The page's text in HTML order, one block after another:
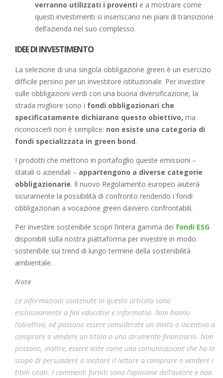
verranno utilizzati i proventi e a mostrare come
questi investimenti si inseriscano nei piani di transizione
dell’azienda nel suo complesso.
IDEE DI INVESTIMENTO
La selezione di una singola obbligazione green è un esercizio
difficile persino per un investitore istituzionale. Per investire
sulle obbligazioni verdi con una buona diversificazione, la
strada migliore sono i fondi obbligazionari che
specificatamente dichiarano questo obiettivo, ma
riconoscerli non è semplice: non esiste una categoria di
fondi specializzata in green bond.
I prodotti che mettono in portafoglio queste emissioni –
statali o aziendali – appartengono a diverse categorie
obbligazionarie. Il nuovo Regolamento europeo aiuterà
sicuramente la possibilità di confronto rendendo i fondi
obbligazionari a vocazione green davvero confrontabili.
Per investire sostenibile scopri l’intera gamma dei fondi ESG
disponibili sulla nostra piattaforma per investire in modo
sostenibile sui trend di lungo termine della sostenibilità
ambientale.
Note
Le informazioni contenute in questo articolo sono
esclusivamente a fini educativi e informativi. Non hanno
l’obiettivo, né possono essere considerate un invito o incentivo a
comprare o vendere un titolo o uno strumento finanziario. Non
possono, inoltre, essere viste come una comunicazione che ha lo
scopo di persuadere o incitare il lettore a comprare o vendere i
titoli citati. I commenti forniti sono l’opinione dell’autore e non